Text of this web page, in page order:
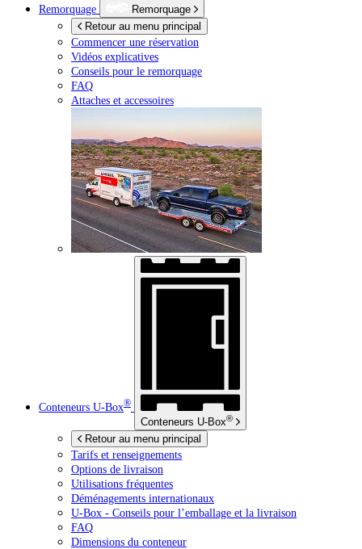
Remorquage
Remorquage
Retour au menu principal
Commencer une réservation
Vidéos explicatives
Conseils pour le remorquage
FAQ
Attaches et accessoires
Conteneurs U-Box®
Conteneurs U-Box®
Retour au menu principal
Tarifs et renseignements
Options de livraison
Utilisations fréquentes
Déménagements internationaux
U-Box - Conseils pour l’emballage et la livraison
FAQ
Dimensions du conteneur